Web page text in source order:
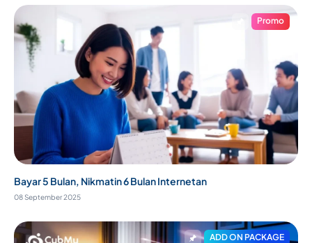
Promo
Bayar 5 Bulan, Nikmatin 6 Bulan Internetan
08 September 2025
ADD ON PACKAGE